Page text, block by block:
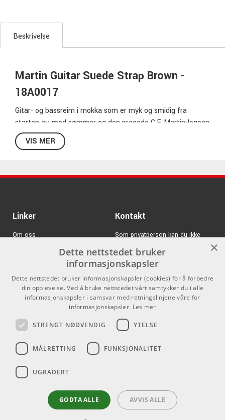
Beskrivelse
Martin Guitar Suede Strap Brown -
18A0017
Gitar- og bassreim i mokka som er myk og smidig fra
starten av, med sømmer og den pregede C.F. Martin-logoen
som gir reimen et ekstra eksklusivt preg.
96 cm - 137 cm justerbar lengde
VIS MER
Linker
Om oss
GDPR & Cookies
Kontakt
Som privatperson kan du ikke
kjøpe på denne nettsiden, alt salg
skjer gjennom våre forhandlere.
info@emnordic.no
×
Dette nettstedet bruker
informasjonskapsler
Dette nettstedet bruker informasjonskapsler (cookies) for å forbedre
din opplevelse. Ved å bruke nettstedet vårt samtykker du i alle
informasjonskapsler i samsvar med retningslinjene våre for
informasjonskapsler. Les mer
STRENGT NØDVENDIG YTELSE
MÅLRETTING FUNKSJONALITET
UGRADERT
GODTA ALLE AVVIS ALLE